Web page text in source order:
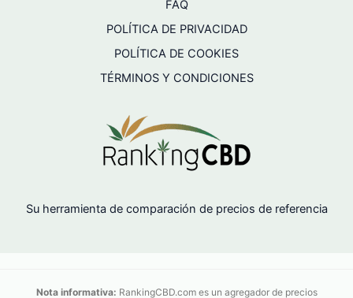
FAQ
POLÍTICA DE PRIVACIDAD
POLÍTICA DE COOKIES
TÉRMINOS Y CONDICIONES
Su herramienta de comparación de precios de referencia
Nota informativa: RankingCBD.com es un agregador de precios